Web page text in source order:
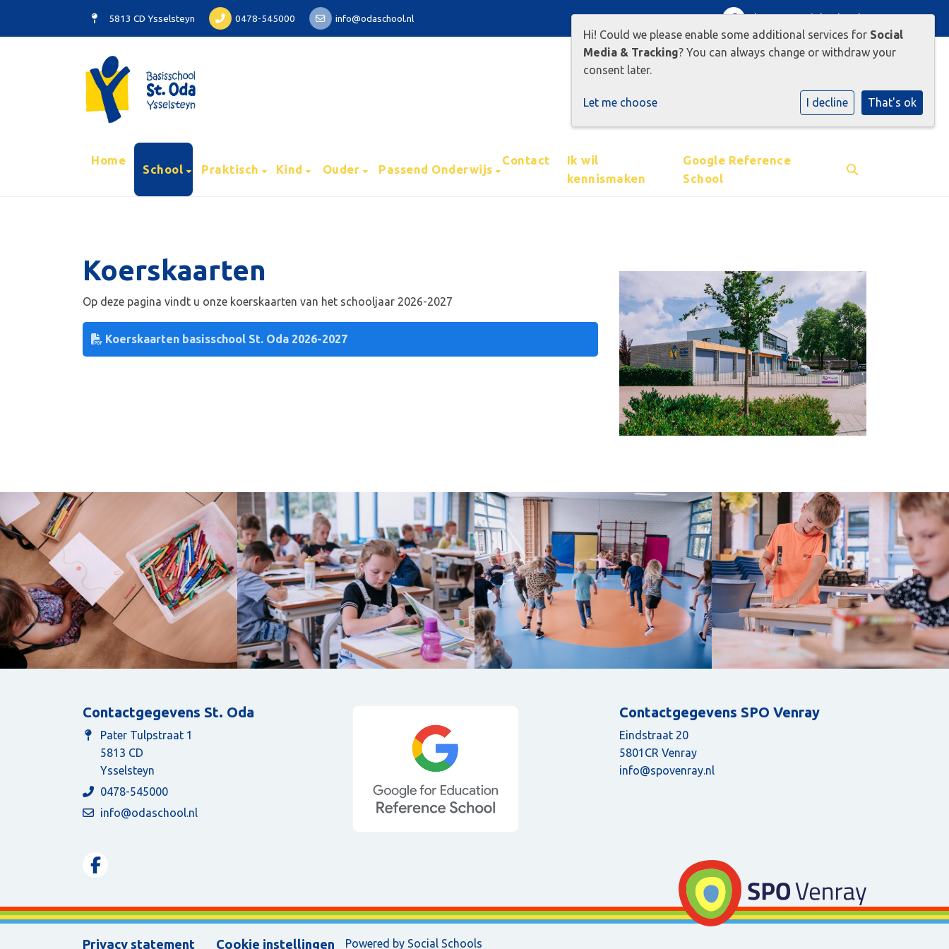
5813 CD Ysselsteyn 0478-545000 info@odaschool.nl Inloggen Social Schools
Home
School Praktisch Kind Ouder Passend Onderwijs
Contact
Ik wil
kennismaken
Google Reference
School
Koerskaarten
Op deze pagina vindt u onze koerskaarten van het schooljaar 2026-2027
Koerskaarten basisschool St. Oda 2026-2027
Contactgegevens St. Oda
Pater Tulpstraat 1
5813 CD
Ysselsteyn
0478-545000
info@odaschool.nl
Contactgegevens SPO Venray
Eindstraat 20
5801CR Venray
info@spovenray.nl
Privacy statement Cookie instellingen Powered by Social Schools
Hi! Could we please enable some additional services for Social
Media & Tracking? You can always change or withdraw your
consent later.
Let me choose I decline That's ok